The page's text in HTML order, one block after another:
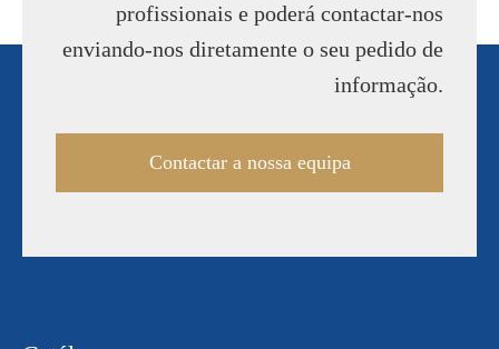
profissionais e poderá contactar-nos
enviando-nos diretamente o seu pedido de
informação.
Contactar a nossa equipa